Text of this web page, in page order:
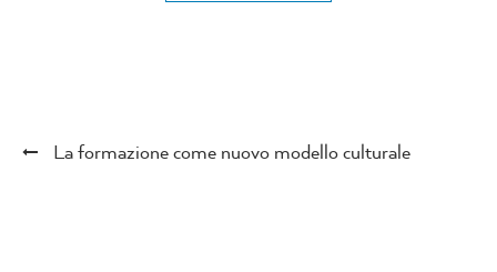
La formazione come nuovo modello culturale